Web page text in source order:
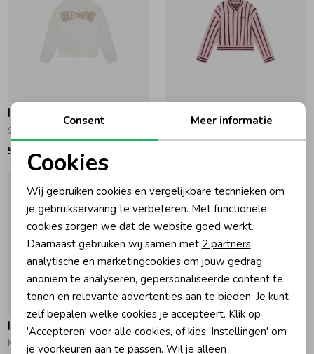
Indian Blue Jeans
Sweater Wavy Lines Cloud
54,95
Indian Blue Jeans
Indian Blue Jeans
Knitwear Polkadot Sandshell
Indian Blue Jeans
Longsleeve met kant Cloud
Noodzakelijke cookies
Personalisatie cookies
Analytische cookies
Marketing cookies
Consent Meer informatie
Cookies
Wij gebruiken cookies en vergelijkbare technieken om
je gebruikservaring te verbeteren. Met functionele
cookies zorgen we dat de website goed werkt.
Daarnaast gebruiken wij samen met 2 partners
analytische en marketingcookies om jouw gedrag
anoniem te analyseren, gepersonaliseerde content te
tonen en relevante advertenties aan te bieden. Je kunt
zelf bepalen welke cookies je accepteert. Klik op
'Accepteren' voor alle cookies, of kies 'Instellingen' om
je voorkeuren aan te passen. Wil je alleen